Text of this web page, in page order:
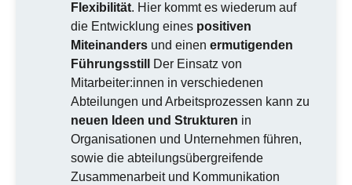
Flexibilität. Hier kommt es wiederum auf
die Entwicklung eines positiven
Miteinanders und einen ermutigenden
Führungsstill
Der Einsatz von
Mitarbeiter:innen in verschiedenen
Abteilungen und Arbeitsprozessen kann zu
neuen Ideen und Strukturen in
Organisationen und Unternehmen führen,
sowie die abteilungsübergreifende
Zusammenarbeit und Kommunikation